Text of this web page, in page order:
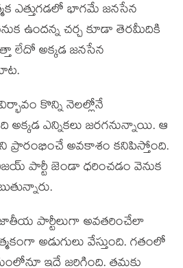
ఎత్తుగడలో భాగమే జనసేన
ఉందన్న చర్చ కూడా తెరమీదికి
లేదో అక్కడ జనసేన
కొన్ని నెలల్లోనే
అక్కడ ఎన్నికలు జరగనున్నాయి. ఆ
ప్రారంభించే అవకాశం కనిపిస్తోంది.
పార్టీ జెండా ధరించడం వెనుక
జాతీయ పార్టీలుగా అవతరించేలా
అడుగులు వేస్తుంది. గతంలో